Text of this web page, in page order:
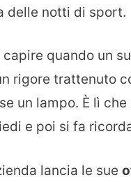
delle notti di sport.
quando un
rigore trattenuto
un lampo. È lì
e poi si fa
lancia le sue